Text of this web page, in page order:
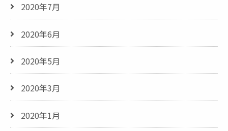
2020年7月
2020年6月
2020年5月
2020年3月
2020年1月